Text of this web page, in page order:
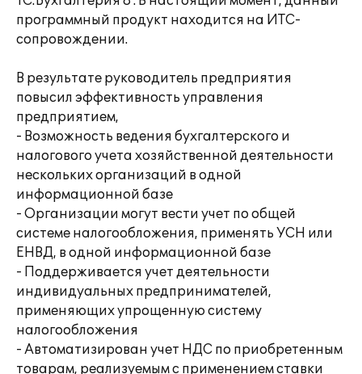
программный продукт находится на ИТС-
сопровождении.
В результате руководитель предприятия
повысил эффективность управления
предприятием,
- Возможность ведения бухгалтерского и
налогового учета хозяйственной деятельности
нескольких организаций в одной
информационной базе
- Организации могут вести учет по общей
системе налогообложения, применять УСН или
ЕНВД, в одной информационной базе
- Поддерживается учет деятельности
индивидуальных предпринимателей,
применяющих упрощенную систему
налогообложения
- Автоматизирован учет НДС по приобретенным
товарам, реализуемым с применением ставки